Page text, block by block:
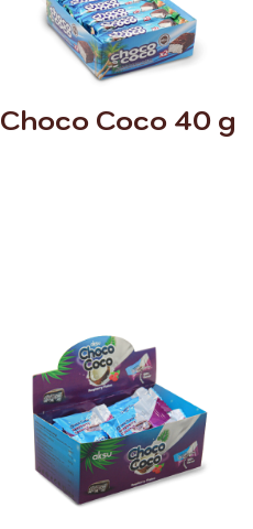
Choco Coco 40 g